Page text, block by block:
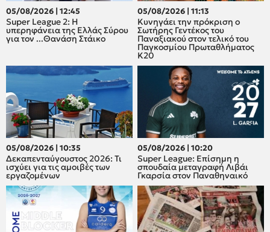
05/08/2026 | 12:45
Super League 2: H
υπερηφάνεια της Ελλάς Σύρου
για τον ...Θανάση Στάικο
05/08/2026 | 11:13
Κυνηγάει την πρόκριση ο
Σωτήρης Γεντέκος του
Παναξιακού στον τελικό του
Παγκοσμίου Πρωταθλήματος
Κ20
05/08/2026 | 10:35
Δεκαπενταύγουστος 2026: Τι
ισχύει για τις αμοιβές των
εργαζομένων
05/08/2026 | 10:20
Super League: Επίσημη η
σπουδαία μεταγραφή Λιβάι
Γκαρσία στον Παναθηναικό